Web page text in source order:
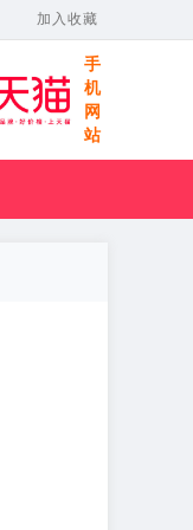
加入收藏
手
机
网
站